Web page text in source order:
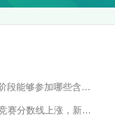
在上海，小学阶段能够参加哪些含金量高的数学竞赛？
2024年AMC8竞赛分数线上涨，新赛季应当如何规划？